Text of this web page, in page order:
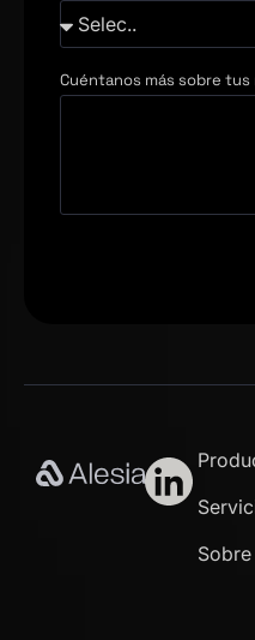
Cuéntanos más sobre